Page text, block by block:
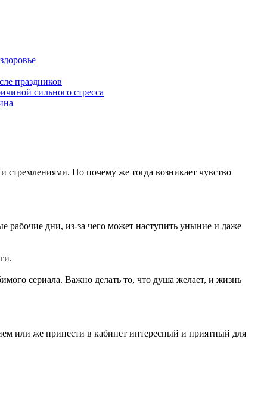
праздников
сильного стресса
стремлениями. Но почему же тогда возникает чувство
рабочие дни, из-за чего может наступить уныние и даже
сериала. Важно делать то, что душа желает, и жизнь
или же принести в кабинет интересный и приятный для